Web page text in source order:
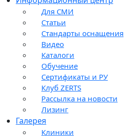
Для СМИ
Статьи
Стандарты оснащения
Видео
Каталоги
Обучение
Сертификаты и РУ
Клуб ZERTS
Рассылка на новости
Лизинг
Галерея
Клиники